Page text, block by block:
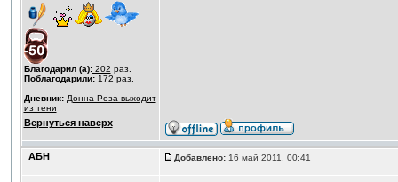
Благодарил (а):202 раз.
Поблагодарили:172 раз.
Дневник: Донна Роза выходит
из тени
Вернуться наверх
АБН Добавлено:16 май 2011, 00:41